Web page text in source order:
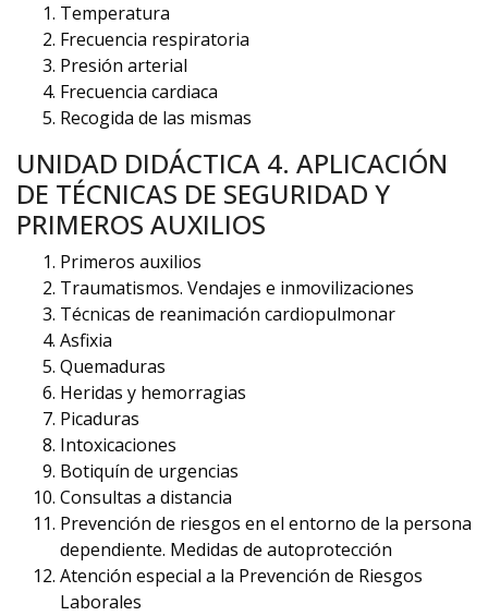
Temperatura
Frecuencia respiratoria
Presión arterial
Frecuencia cardiaca
Recogida de las mismas
UNIDAD DIDÁCTICA 4. APLICACIÓN
DE TÉCNICAS DE SEGURIDAD Y
PRIMEROS AUXILIOS
Primeros auxilios
Traumatismos. Vendajes e inmovilizaciones
Técnicas de reanimación cardiopulmonar
Asfixia
Quemaduras
Heridas y hemorragias
Picaduras
Intoxicaciones
Botiquín de urgencias
Consultas a distancia
Prevención de riesgos en el entorno de la persona
dependiente. Medidas de autoprotección
Atención especial a la Prevención de Riesgos
Laborales